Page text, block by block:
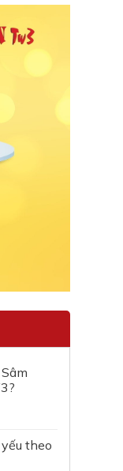
theo